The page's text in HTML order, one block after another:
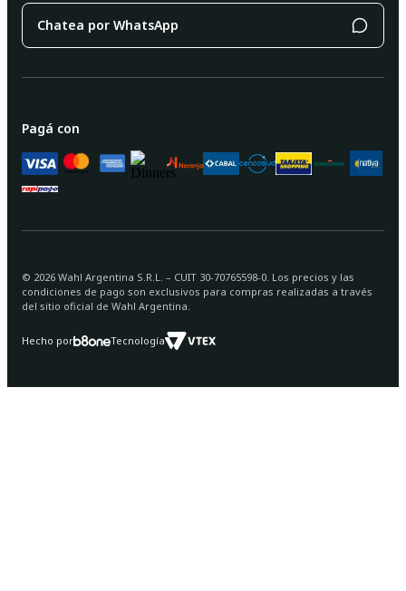
Chatea por WhatsApp
Pagá con
© 2026 Wahl Argentina S.R.L. – CUIT 30-70765598-0. Los precios y las
condiciones de pago son exclusivos para compras realizadas a través
del sitio oficial de Wahl Argentina.
Hecho por Tecnología